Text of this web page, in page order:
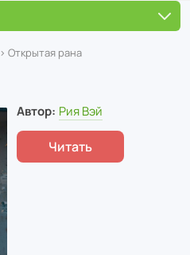
› Открытая рана
Автор: Рия Вэй
Читать